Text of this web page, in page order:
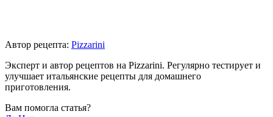
Автор рецепта: Pizzarini
Эксперт и автор рецептов на Pizzarini. Регулярно тестирует и
улучшает итальянские рецепты для домашнего
приготовления.
Вам помогла статья?